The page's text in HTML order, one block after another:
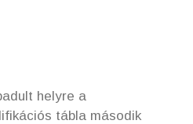
helyre a
tábla második